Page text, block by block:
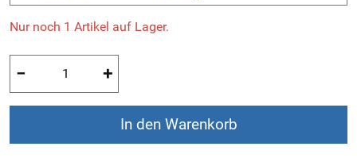
Nur noch 1 Artikel auf Lager.
− +
In den Warenkorb